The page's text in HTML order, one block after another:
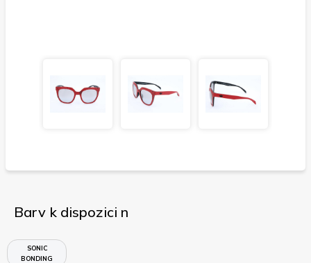
Barv k dispozici n
SONIC
BONDING